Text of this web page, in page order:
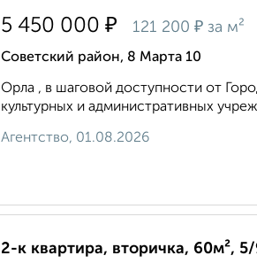
5 450 000 ₽ 121 200 ₽ за м²
Советский район, 8 Марта 10
Орла , в шаговой доступности от
культурных и административных
Агентство, 01.08.2026
2-к квартира, вторичка, 60м²,